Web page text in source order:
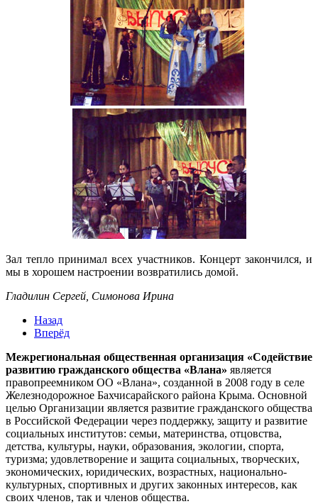
Зал тепло принимал всех участников. Концерт закончился, и
мы в хорошем настроении возвратились домой.
Гладилин Сергей, Симонова Ирина
Назад
Вперёд
Межрегиональная общественная организация «Содействие
развитию гражданского общества «Влана» является
правопреемником ОО «Влана», созданной в 2008 году в селе
Железнодорожное Бахчисарайского района Крыма. Основной
целью Организации является развитие гражданского общества
в Российской Федерации через поддержку, защиту и развитие
социальных институтов: семьи, материнства, отцовства,
детства, культуры, науки, образования, экологии, спорта,
туризма; удовлетворение и защита социальных, творческих,
экономических, юридических, возрастных, национально-
культурных, спортивных и других законных интересов, как
своих членов, так и членов общества.